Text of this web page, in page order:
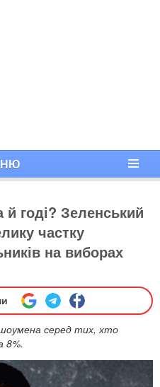
годі? Зеленський
частку
на виборах
серед тих, хто
8%.